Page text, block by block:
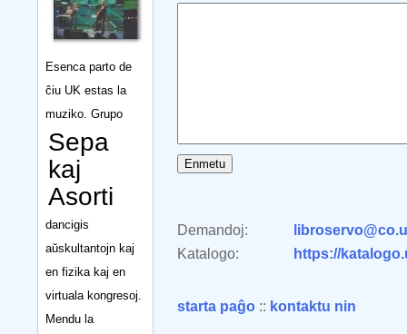
Esenca parto de
ĉiu UK estas la
muziko. Grupo
Sepa
kaj
Asorti
dancigis
aŭskultantojn kaj
en fizika kaj en
virtuala kongresoj.
Mendu la
Demandoj:
Katalogo:
https://
starta paĝo :: kontaktu nin